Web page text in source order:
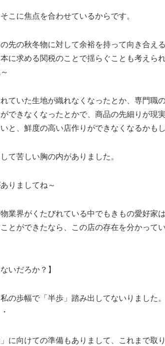
こに焦点を合わせているからです。
先の秋冬物に対して余裕を持って向き合え
に求める関税のことで揺らぐことも考えら
ていた生地が織れなくなったとか、専門職
できなくなったとかで、商品の先細りが現
と、鮮度の高い店作りができなくなるかもし
て苦しい胸の内がありました。
りましてね～
業界がくたびれている中でもきもの愛好家
とができたなら、この店の存在を分かって
いだろか？】
の歩幅で「半歩」踏み出してないりました。
に向けての準備もありまして、これまで取